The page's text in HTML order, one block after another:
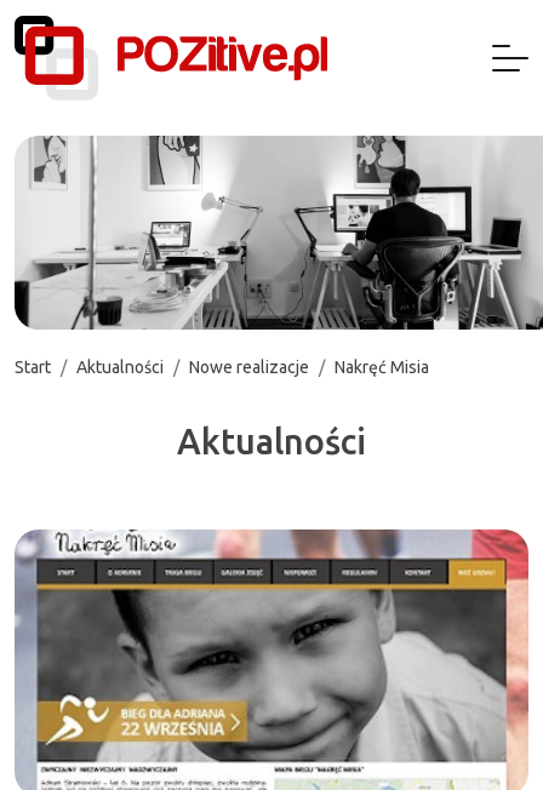
Aktualności
Start Aktualności Nowe realizacje Nakręć Misia